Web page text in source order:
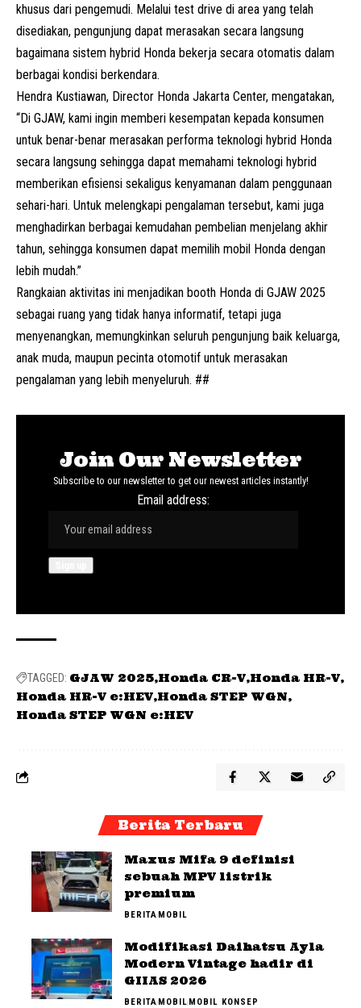
khusus dari pengemudi. Melalui test drive di area yang telah
disediakan, pengunjung dapat merasakan secara langsung
bagaimana sistem hybrid Honda bekerja secara otomatis dalam
berbagai kondisi berkendara.
Hendra Kustiawan, Director Honda Jakarta Center, mengatakan,
“Di GJAW, kami ingin memberi kesempatan kepada konsumen
untuk benar-benar merasakan performa teknologi hybrid Honda
secara langsung sehingga dapat memahami teknologi hybrid
memberikan efisiensi sekaligus kenyamanan dalam penggunaan
sehari-hari. Untuk melengkapi pengalaman tersebut, kami juga
menghadirkan berbagai kemudahan pembelian menjelang akhir
tahun, sehingga konsumen dapat memilih mobil Honda dengan
lebih mudah.”
Rangkaian aktivitas ini menjadikan booth Honda di GJAW 2025
sebagai ruang yang tidak hanya informatif, tetapi juga
menyenangkan, memungkinkan seluruh pengunjung baik keluarga,
anak muda, maupun pecinta otomotif untuk merasakan
pengalaman yang lebih menyeluruh. ##
Join Our Newsletter
Subscribe to our newsletter to get our newest articles instantly!
Email address:
TAGGED: GJAW 2025 Honda CR-V Honda HR-V
Honda HR-V e:HEV Honda STEP WGN
Honda STEP WGN e:HEV
Berita Terbaru
Maxus Mifa 9 definisi
sebuah MPV listrik
premium
BERITAMOBIL
Modifikasi Daihatsu Ayla
Modern Vintage hadir di
GIIAS 2026
BERITAMOBILMOBIL KONSEP